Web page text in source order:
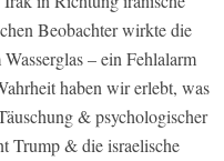
Beobachter wirkte die
– ein Fehlalarm
haben wir erlebt, was
& psychologischer
Trump & die israelische